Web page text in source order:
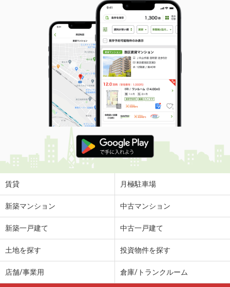
賃貸 月極駐車場
新築マンション 中古マンション
新築一戸建て 中古一戸建て
土地を探す 投資物件を探す
店舗/事業用 倉庫/トランクルーム